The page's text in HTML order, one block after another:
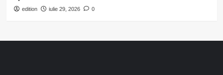
edition iulie 29, 2026 0